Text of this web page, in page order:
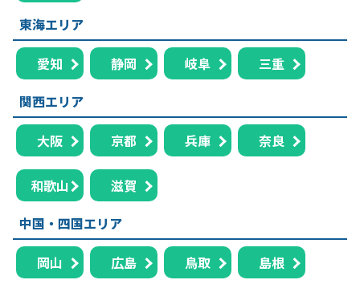
東海エリア
愛知 静岡 岐阜
三重
関西エリア
大阪 京都 兵庫 奈良
和歌山
滋賀
中国・四国エリア
岡山 広島 鳥取 島根